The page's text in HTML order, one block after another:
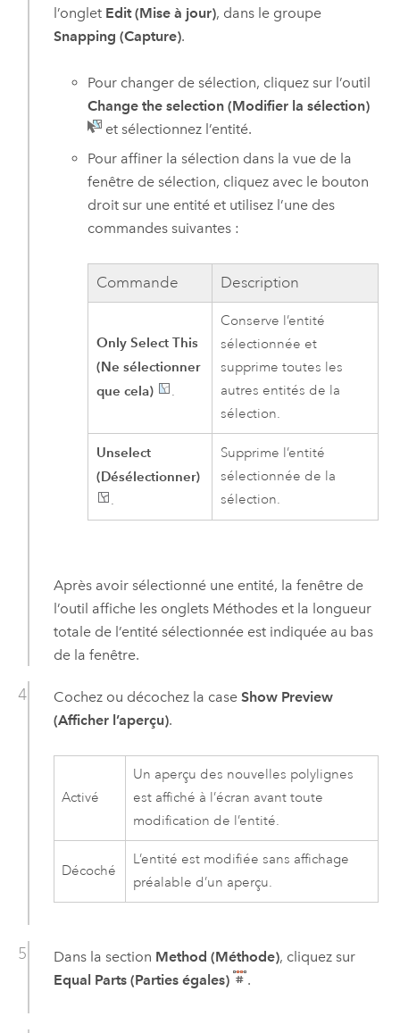
l’onglet Edit (Mise à jour), dans le groupe
Snapping (Capture).
Pour changer de sélection, cliquez sur l’outil
Change the selection (Modifier la sélection)
et sélectionnez l’entité.
Pour affiner la sélection dans la vue de la
fenêtre de sélection, cliquez avec le bouton
droit sur une entité et utilisez l’une des
commandes suivantes :
Commande Description
Only Select This
(Ne sélectionner
que cela)
.
Conserve l’entité
sélectionnée et
supprime toutes les
autres entités de la
sélection.
Unselect
(Désélectionner)
.
Supprime l’entité
sélectionnée de la
sélection.
Après avoir sélectionné une entité, la fenêtre de
l’outil affiche les onglets Méthodes et la longueur
totale de l’entité sélectionnée est indiquée au bas
de la fenêtre.
Cochez ou décochez la case Show Preview
(Afficher l’aperçu).
Activé
Un aperçu des nouvelles polylignes
est affiché à l’écran avant toute
modification de l’entité.
Décoché
L’entité est modifiée sans affichage
préalable d’un aperçu.
Dans la section Method (Méthode), cliquez sur
Equal Parts (Parties égales)
.